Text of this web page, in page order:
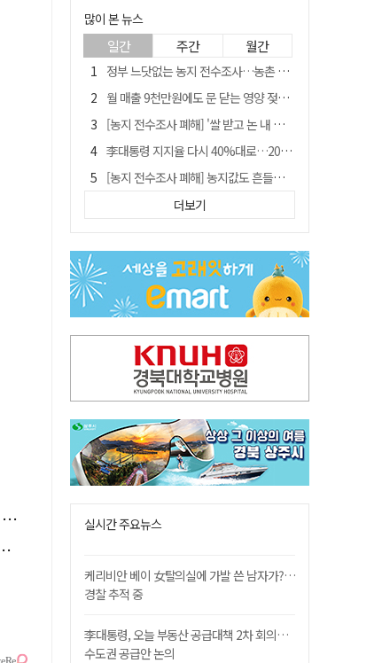
많이 본 뉴스
일간 주간 월간
정부 느닷없는 농지 전수조사…농촌 들쑤시는 '경자유전'의 칼날
월 매출 9천만원에도 문 닫는 영양 젖소농장… "일할 사람이 없어"
[농지 전수조사 폐해] '쌀 받고 논 내 준' 도지농 이제 어쩌나?
李대통령 지지율 다시 40%대로…20대는 18.8%p 급락
[농지 전수조사 폐해] 농지값도 흔들리나…"도지 막히면 헐값 매물 나올 수도"
유승민 "尹 졸업한 서울대 법대·충암고도 없애야"…李 육사 통합 직격
국민 51.9% "李 대통령 재판 재개 필요하다"
경북 영천시, 9월부터 11월까지 반값 여행 혜택 제공
아쉬운 태클
더보기
실시간 주요뉴스
케리비안 베이 女탈의실에 가발 쓴 남자가?…
경찰 추적 중
李대통령, 오늘 부동산 공급대책 2차 회의…
수도권 공급안 논의